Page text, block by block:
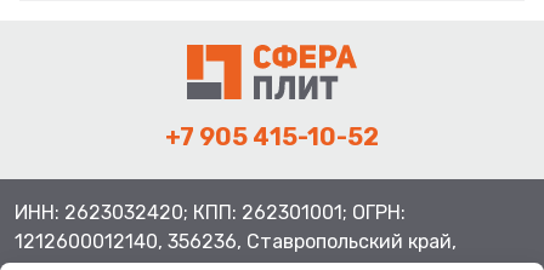
+7 905 415-10-52
ИНН: 2623032420; КПП: 262301001; ОГРН:
1212600012140, 356236, Ставропольский край,